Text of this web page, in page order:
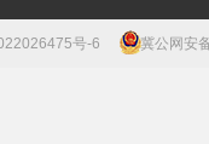
号-6 冀公网安备